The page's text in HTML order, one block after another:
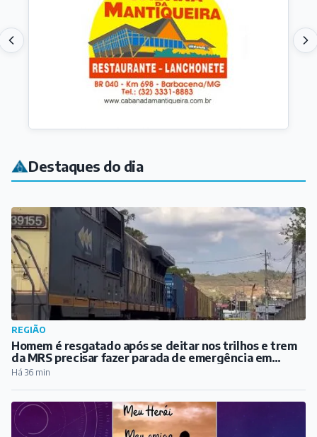
Homem é resgatado após se deitar nos trilhos e trem
da MRS precisar fazer parada de emergência em
ARTICULISTAS
Meu Pai, meu herói
Há 1 hora